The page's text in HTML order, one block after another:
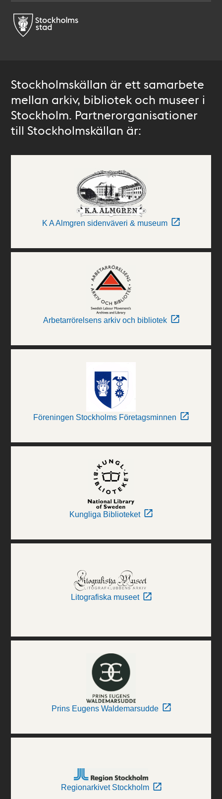
Stockholmskällan är ett samarbete
mellan arkiv, bibliotek och museer i
Stockholm. Partnerorganisationer
till Stockholmskällan är:
K A Almgren sidenväveri & museum
Arbetarrörelsens arkiv och bibliotek
Föreningen Stockholms Företagsminnen
Kungliga Biblioteket
Litografiska museet
Prins Eugens Waldemarsudde
Regionarkivet Stockholm